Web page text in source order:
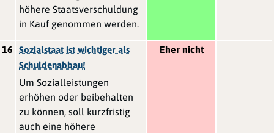
höhere Staatsverschuldung
in Kauf genommen werden.
16
Sozialstaat ist wichtiger als
Schuldenabbau!
Um Sozialleistungen
erhöhen oder beibehalten
zu können, soll kurzfristig
auch eine höhere
Eher nicht